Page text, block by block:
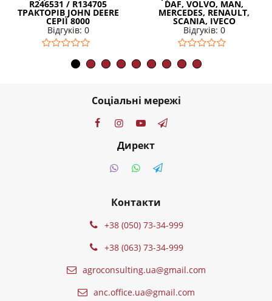
R246531 / R134705
ТРАКТОРІВ JOHN DEERE
СЕРІЇ 8000
Відгуків: 0
DAF, VOLVO, MAN,
MERCEDES, RENAULT,
SCANIA, IVECO
Відгуків: 0
Соціальні мережі
Директ
Контакти
+38 (050) 73-34-999
+38 (063) 73-34-999
agroconsulting.ua@gmail.com
anc.office.ua@gmail.com